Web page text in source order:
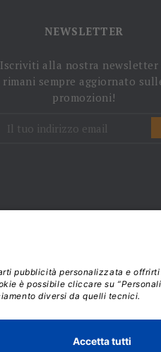
NEWSLETTER
Iscriviti alla nostra newsletter
rimani sempre aggiornato
promozioni!